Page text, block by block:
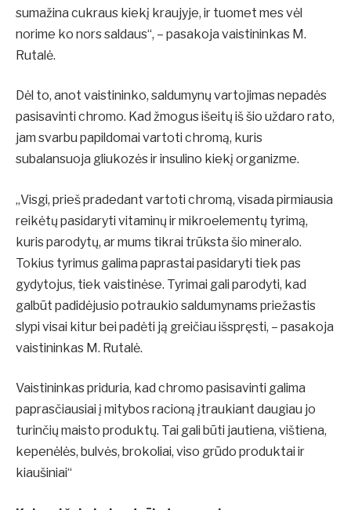
sumažina cukraus kiekį kraujyje, ir tuomet mes vėl
norime ko nors saldaus“, – pasakoja vaistininkas M.
Rutalė.
Dėl to, anot vaistininko, saldumynų vartojimas nepadės
pasisavinti chromo. Kad žmogus išeitų iš šio uždaro rato,
jam svarbu papildomai vartoti chromą, kuris
subalansuoja gliukozės ir insulino kiekį organizme.
„Visgi, prieš pradedant vartoti chromą, visada pirmiausia
reikėtų pasidaryti vitaminų ir mikroelementų tyrimą,
kuris parodytų, ar mums tikrai trūksta šio mineralo.
Tokius tyrimus galima paprastai pasidaryti tiek pas
gydytojus, tiek vaistinėse. Tyrimai gali parodyti, kad
galbūt padidėjusio potraukio saldumynams priežastis
slypi visai kitur bei padėti ją greičiau išspręsti, – pasakoja
vaistininkas M. Rutalė.
Vaistininkas priduria, kad chromo pasisavinti galima
paprasčiausiai į mitybos racioną įtraukiant daugiau jo
turinčių maisto produktų. Tai gali būti jautiena, vištiena,
kepenėlės, bulvės, brokoliai, viso grūdo produktai ir
kiaušiniai“